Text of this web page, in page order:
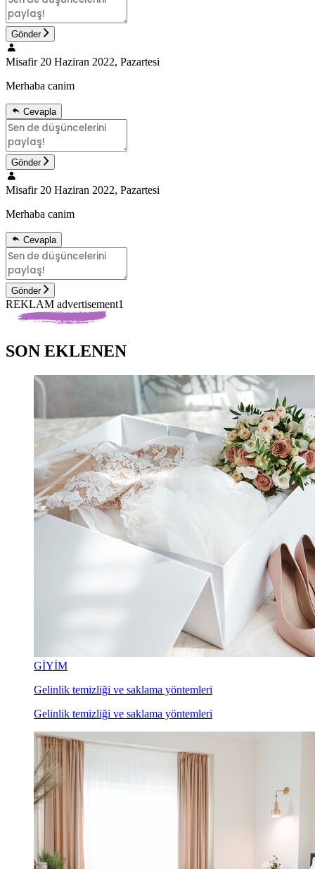
Gönder
Misafir 20 Haziran 2022, Pazartesi
Merhaba canim
Cevapla
Gönder
Misafir 20 Haziran 2022, Pazartesi
Merhaba canim
Cevapla
Gönder
REKLAM advertisement1
SON EKLENEN
GİYİM
Gelinlik temizliği ve saklama yöntemleri
Gelinlik temizliği ve saklama yöntemleri